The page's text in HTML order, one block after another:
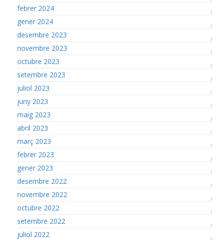
febrer 2024
gener 2024
desembre 2023
novembre 2023
octubre 2023
setembre 2023
juliol 2023
juny 2023
maig 2023
abril 2023
març 2023
febrer 2023
gener 2023
desembre 2022
novembre 2022
octubre 2022
setembre 2022
juliol 2022